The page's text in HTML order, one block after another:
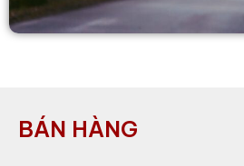
BÁN HÀNG